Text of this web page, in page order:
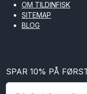
OM TILDINFISK
SITEMAP
BLOG
SPAR 10% PÅ